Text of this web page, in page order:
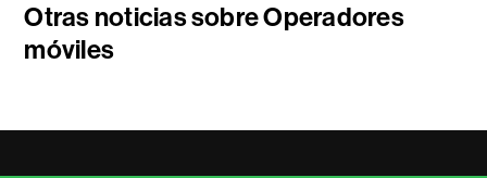
Otras noticias sobre Operadores
móviles